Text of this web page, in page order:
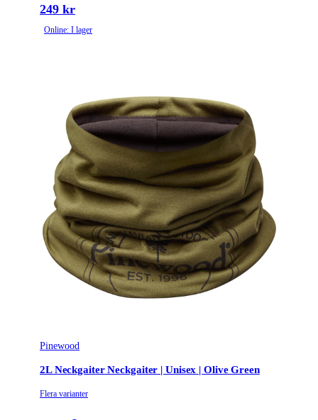
249 kr
Online: I lager
Pinewood
2L Neckgaiter Neckgaiter | Unisex | Olive Green
Flera varianter